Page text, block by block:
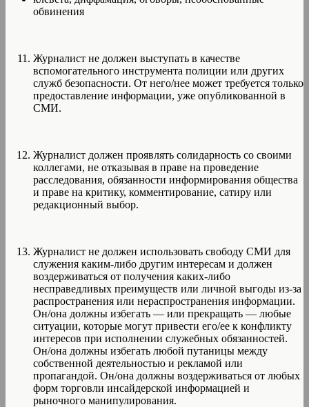
обвинения
Журналист не должен выступать в качестве
вспомогательного инструмента полиции или других
служб безопасности. От него/нее может требуется только
предоставление информации, уже опубликованной в
СМИ.
Журналист должен проявлять солидарность со своими
коллегами, не отказывая в праве на проведение
расследования, обязанности информирования общества
и праве на критику, комментирование, сатиру или
редакционный выбор.
Журналист не должен использовать свободу СМИ для
служения каким-либо другим интересам и должен
воздерживаться от получения каких-либо
несправедливых преимуществ или личной выгоды из-за
распространения или нераспространения информации.
Он/она должны избегать — или прекращать — любые
ситуации, которые могут привести его/ее к конфликту
интересов при исполнении служебных обязанностей.
Он/она должны избегать любой путаницы между
собственной деятельностью и рекламой или
пропагандой. Он/она должны воздерживаться от любых
форм торговли инсайдерской информацией и
рыночного манипулирования.